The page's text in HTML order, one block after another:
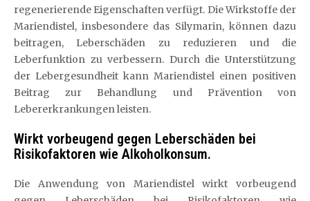
regenerierende Eigenschaften verfügt. Die Wirkstoffe der
Mariendistel, insbesondere das Silymarin, können dazu
beitragen, Leberschäden zu reduzieren und die
Leberfunktion zu verbessern. Durch die Unterstützung
der Lebergesundheit kann Mariendistel einen positiven
Beitrag zur Behandlung und Prävention von
Lebererkrankungen leisten.
Wirkt vorbeugend gegen Leberschäden bei
Risikofaktoren wie Alkoholkonsum.
Die Anwendung von Mariendistel wirkt vorbeugend